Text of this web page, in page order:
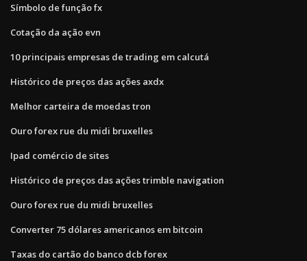
Símbolo de função fx
Cotação da ação evn
10 principais empresas de trading em calcutá
Histórico de preços das ações axdx
Melhor carteira de moedas tron
Ouro forex rue du midi bruxelles
Ipad comércio de sites
Histórico de preços das ações trimble navigation
Ouro forex rue du midi bruxelles
Converter 75 dólares americanos em bitcoin
Taxas do cartão do banco dcb forex